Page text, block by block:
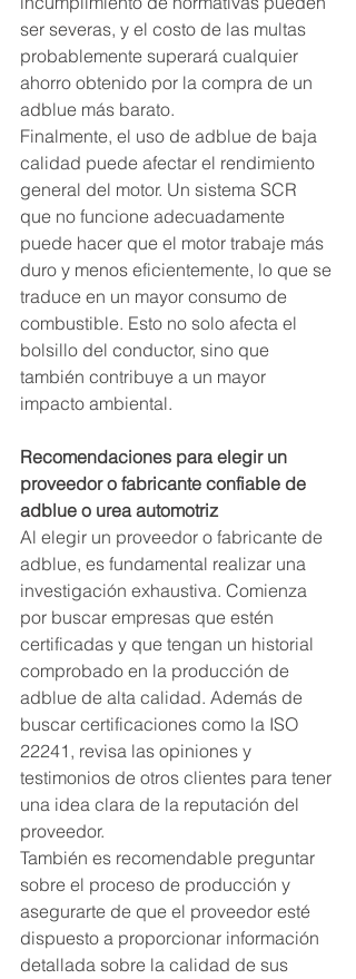
ser severas, y el costo de las multas
probablemente superará cualquier
ahorro obtenido por la compra de un
adblue más barato.
Finalmente, el uso de adblue de baja
calidad puede afectar el rendimiento
general del motor. Un sistema SCR
que no funcione adecuadamente
puede hacer que el motor trabaje más
duro y menos eficientemente, lo que se
traduce en un mayor consumo de
combustible. Esto no solo afecta el
bolsillo del conductor, sino que
también contribuye a un mayor
impacto ambiental.
Recomendaciones para elegir un
proveedor o fabricante confiable de
adblue o urea automotriz
Al elegir un proveedor o fabricante de
adblue, es fundamental realizar una
investigación exhaustiva. Comienza
por buscar empresas que estén
certificadas y que tengan un historial
comprobado en la producción de
adblue de alta calidad. Además de
buscar certificaciones como la ISO
22241, revisa las opiniones y
testimonios de otros clientes para tener
una idea clara de la reputación del
proveedor.
También es recomendable preguntar
sobre el proceso de producción y
asegurarte de que el proveedor esté
dispuesto a proporcionar información
detallada sobre la calidad de sus